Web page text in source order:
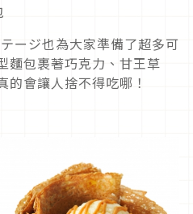
ージ也為大家準備了超多可
麵包裹著巧克力、甘王草
會讓人捨不得吃哪！